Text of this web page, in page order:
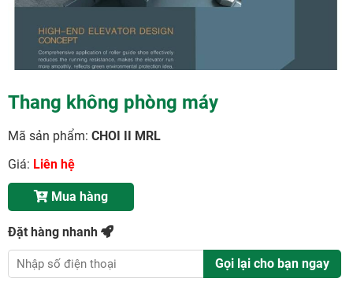
Thang không phòng máy
Mã sản phẩm: CHOI II MRL
Giá: Liên hệ
Mua hàng
Đặt hàng nhanh
Gọi lại cho bạn ngay